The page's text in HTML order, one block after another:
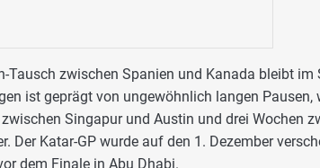
Tausch zwischen Spanien und Kanada bleibt im
ist geprägt von ungewöhnlich langen Pausen,
Singapur und Austin und drei Wochen
Der Katar-GP wurde auf den 1. Dezember
dem Finale in Abu Dhabi.